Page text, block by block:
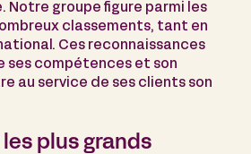
Notre groupe figure parmi les
classements, tant en
Ces reconnaissances
ses compétences et son
au service de ses clients son
plus grands